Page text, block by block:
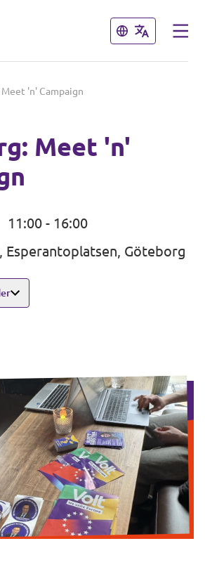
Stäng
Stäng
– valkompassen med alla
'n' Campaign
Meet 'n'
11:00 - 16:00
Esperantoplatsen, Göteborg